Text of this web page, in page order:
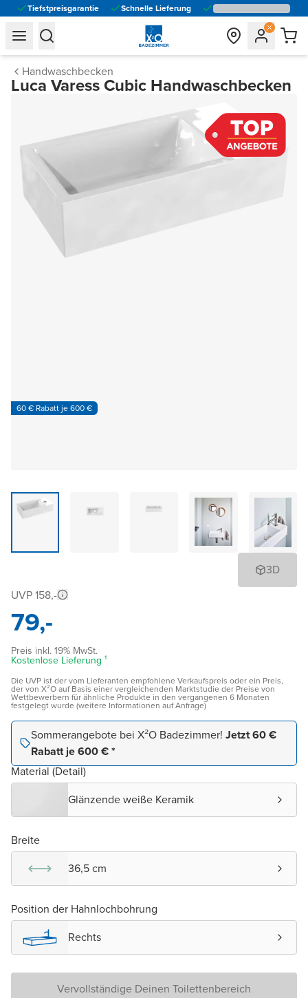
Tiefstpreisgarantie Schnelle Lieferung
general.navigation.toggle_menu.label
general.navigation.toggle_menu.label
Handwaschbecken
Luca Varess Cubic Handwaschbecken
60 € Rabatt je 600 €
3D
UVP 158,-
79,-
Preis inkl. 19% MwSt.
Kostenlose Lieferung ¹
Die UVP ist der vom Lieferanten empfohlene Verkaufspreis oder ein Preis,
der von X²O auf Basis einer vergleichenden Marktstudie der Preise von
Wettbewerbern für ähnliche Produkte in den vergangenen 6 Monaten
festgelegt wurde (weitere Informationen auf Anfrage)
Sommerangebote bei X²O Badezimmer! Jetzt 60 €
Rabatt je 600 € *
Material (Detail)
Glänzende weiße Keramik
Breite
36,5 cm
Position der Hahnlochbohrung
Rechts
Vervollständige Deinen Toilettenbereich